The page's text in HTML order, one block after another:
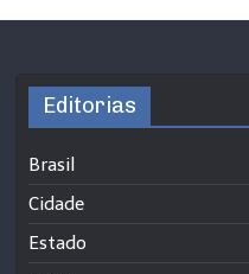
Editorias
Brasil
Cidade
Estado